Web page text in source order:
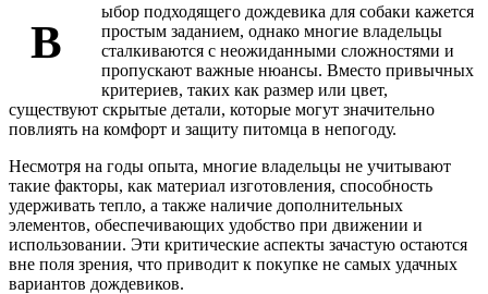
В
ыбор подходящего дождевика для собаки кажется
простым заданием, однако многие владельцы
сталкиваются с неожиданными сложностями и
пропускают важные нюансы. Вместо привычных
критериев, таких как размер или цвет,
существуют скрытые детали, которые могут значительно
повлиять на комфорт и защиту питомца в непогоду.
Несмотря на годы опыта, многие владельцы не учитывают
такие факторы, как материал изготовления, способность
удерживать тепло, а также наличие дополнительных
элементов, обеспечивающих удобство при движении и
использовании. Эти критические аспекты зачастую остаются
вне поля зрения, что приводит к покупке не самых удачных
вариантов дождевиков.